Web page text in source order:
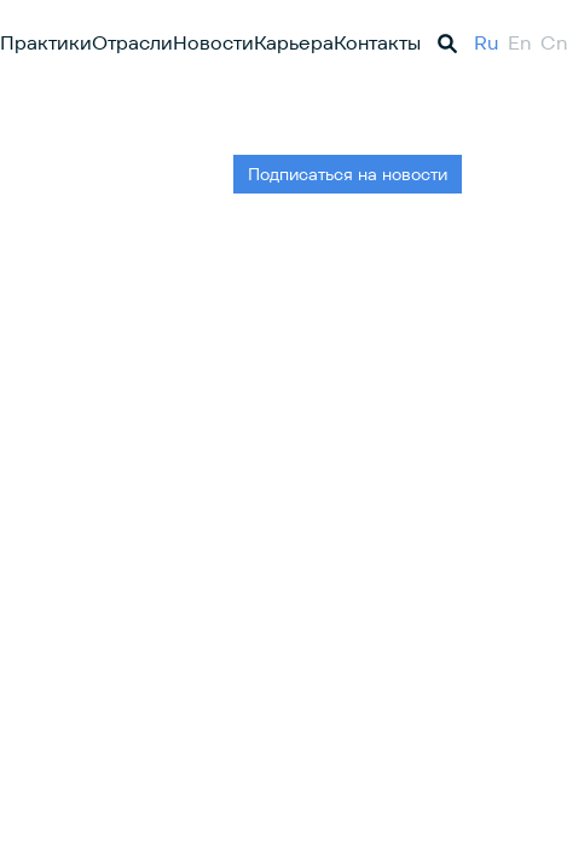
ПрактикиОтраслиНовостиКарьераКонтакты Ru En Cn
Подписаться на новости